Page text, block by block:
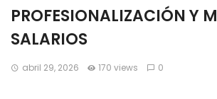
PROFESIONALIZACIÓN Y
SALARIOS
abril 29, 2026 170 views 0